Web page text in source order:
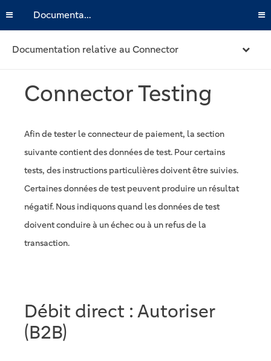
Documentation
Documentation relative au Connector
Connector Testing
Afin de tester le connecteur de paiement, la section
suivante contient des données de test. Pour certains
tests, des instructions particulières doivent être suivies.
Certaines données de test peuvent produire un résultat
négatif. Nous indiquons quand les données de test
doivent conduire à un échec ou à un refus de la
transaction.
Débit direct : Autoriser
(B2B)